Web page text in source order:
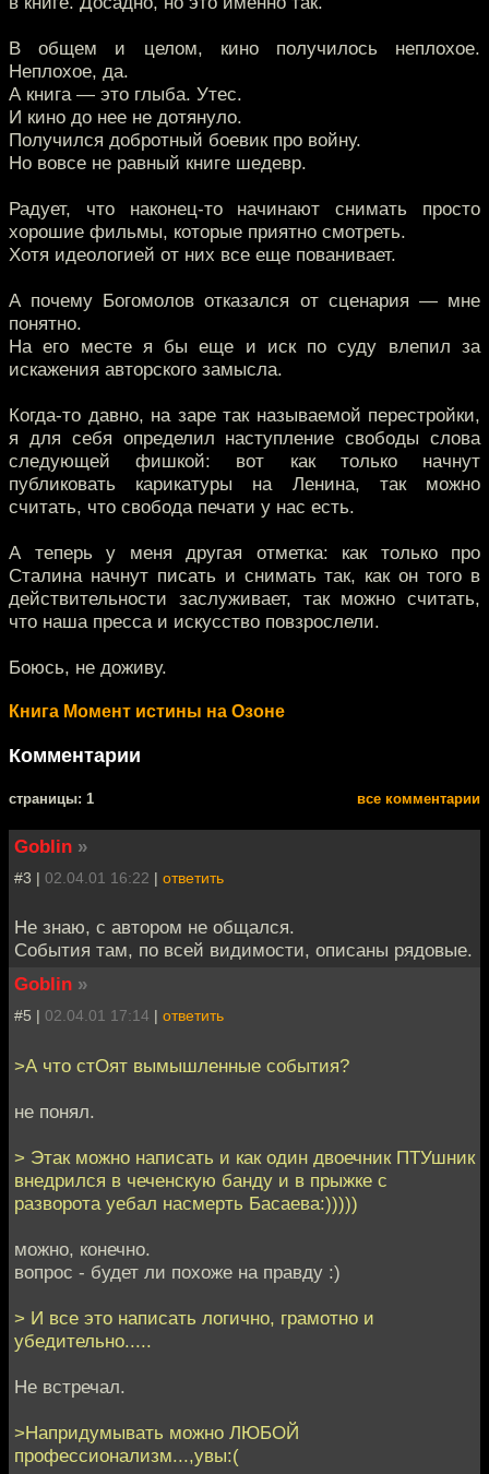
В общем и целом, кино получилось неплохое.
Неплохое, да.
А книга — это глыба. Утес.
И кино до нее не дотянуло.
Получился добротный боевик про войну.
Но вовсе не равный книге шедевр.
Радует, что наконец-то начинают снимать просто
хорошие фильмы, которые приятно смотреть.
Хотя идеологией от них все еще пованивает.
А почему Богомолов отказался от сценария — мне
понятно.
На его месте я бы еще и иск по суду влепил за
искажения авторского замысла.
Когда-то давно, на заре так называемой перестройки,
я для себя определил наступление свободы слова
следующей фишкой: вот как только начнут
публиковать карикатуры на Ленина, так можно
считать, что свобода печати у нас есть.
А теперь у меня другая отметка: как только про
Сталина начнут писать и снимать так, как он того в
действительности заслуживает, так можно считать,
что наша пресса и искусство повзрослели.
Боюсь, не доживу.
Книга Момент истины на Озоне
Комментарии
cтраницы: 1 все комментарии
Goblin »
#3 | 02.04.01 16:22 | ответить
Не знаю, с автором не общался.
События там, по всей видимости, описаны рядовые.
Goblin »
#5 | 02.04.01 17:14 | ответить
>А что стОят вымышленные события?
не понял.
> Этак можно написать и как один двоечник ПТУшник
внедрился в чеченскую банду и в прыжке с
разворота уебал насмерть Басаева:)))))
можно, конечно.
вопрос - будет ли похоже на правду :)
> И все это написать логично, грамотно и
убедительно.....
Не встречал.
>Напридумывать можно ЛЮБОЙ
профессионализм...,увы:(